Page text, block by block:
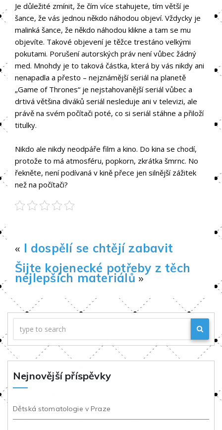
Je důležité zmínit, že čím více stahujete, tím větší je
šance, že vás jednou někdo náhodou objeví. Vždycky je
malinká šance, že někdo náhodou klikne a tam se mu
objevíte. Takové objevení je těžce trestáno velkými
pokutami. Porušení autorských práv není vůbec žádný
med. Mnohdy je to taková částka, která by vás nikdy ani
nenapadla a přesto – nejznámější seriál na planetě
„Game of Thrones“ je nejstahovanější seriál vůbec a
drtivá většina diváků seriál nesleduje ani v televizi, ale
právě na svém počítači poté, co si seriál stáhne a přiloží
titulky.
Nikdo ale nikdy neodpáře film a kino. Do kina se chodí,
protože to má atmosféru, popkorn, zkrátka šmrnc. No
řekněte, není podívaná v kině přece jen silnější zážitek
než na počítači?
« I dospělí se chtějí zabavit
Šijte kojenecké potřeby z těch
nejlepších materiálů »
Nejnovější příspěvky
Dětská stomatologie v Praze